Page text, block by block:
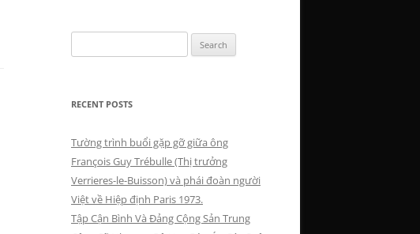
for:
RECENT POSTS
Tường trình buổi gặp gỡ giữa ông
François Guy Trébulle (Thị trưởng
Verrieres-le-Buisson) và phái đoàn người
Việt về Hiệp định Paris 1973.
Tập Cận Bình Và Đảng Cộng Sản Trung